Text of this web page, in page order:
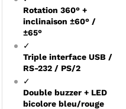
Rotation 360° +
inclinaison ±60° /
±65°
✓
Triple interface USB /
RS-232 / PS/2
✓
Double buzzer + LED
bicolore bleu/rouge